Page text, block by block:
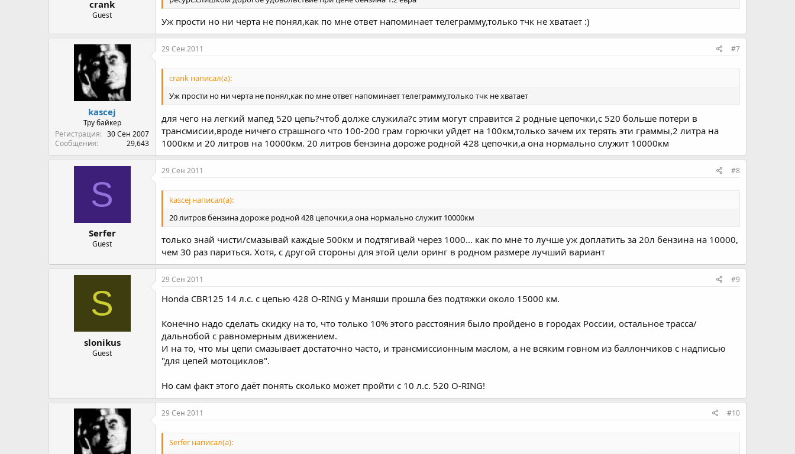
crank
Guest
Уж прости но ни черта не понял,как по мне ответ напоминает телеграмму,только тчк не хватает :)
kascej
Тру байкер
Регистрация
30 Сен 2007
Сообщения
29,643
29 Сен 2011 #7
crank написал(а):
Уж прости но ни черта не понял,как по мне ответ напоминает телеграмму,только тчк не хватает
для чего на легкий мапед 520 цепь?чтоб долже служила?с этим могут справится 2 родные цепочки,с 520 больше потери в
трансмисии,вроде ничего страшного что 100-200 грам горючки уйдет на 100км,только зачем их терять эти граммы,2 литра на
1000км и 20 литров на 10000км. 20 литров бензина дороже родной 428 цепочки,а она нормально служит 10000км
S
Serfer
Guest
29 Сен 2011 #8
kascej написал(а):
20 литров бензина дороже родной 428 цепочки,а она нормально служит 10000км
только знай чисти/смазывай каждые 500км и подтягивай через 1000... как по мне то лучше уж доплатить за 20л бензина на 10000,
чем 30 раз париться. Хотя, с другой стороны для этой цели оринг в родном размере лучший вариант
S
slonikus
Guest
29 Сен 2011 #9
Honda CBR125 14 л.с. с цепью 428 O-RING у Маняши прошла без подтяжки около 15000 км.
Конечно надо сделать скидку на то, что только 10% этого расстояния было пройдено в городах России, остальное трасса/
дальнобой с равномерным движением.
И на то, что мы цепи смазывает достаточно часто, и трансмиссионным маслом, а не всяким говном из баллончиков с надписью
"для цепей мотоциклов".
Но сам факт этого даёт понять сколько может пройти с 10 л.с. 520 O-RING!
29 Сен 2011 #10
Serfer написал(а):